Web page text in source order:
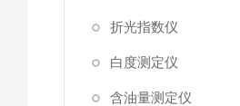
折光指数仪
白度测定仪
含油量测定仪